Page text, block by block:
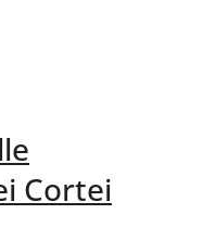
Cortei